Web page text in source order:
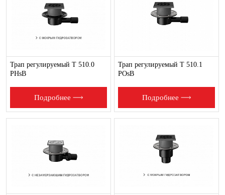
Трап регулируемый T 510.0
PHsB
Подробнее
Трап регулируемый T 510.1
POsB
Подробнее